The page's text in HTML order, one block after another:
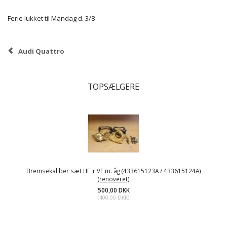
Ferie lukket til Mandag d. 3/8
Audi Quattro
TOPSÆLGERE
Bremsekaliber sæt HF + VF m. åg (433615123A / 433615124A)
(renoveret)
500,00 DKK
(400,00 DKK)